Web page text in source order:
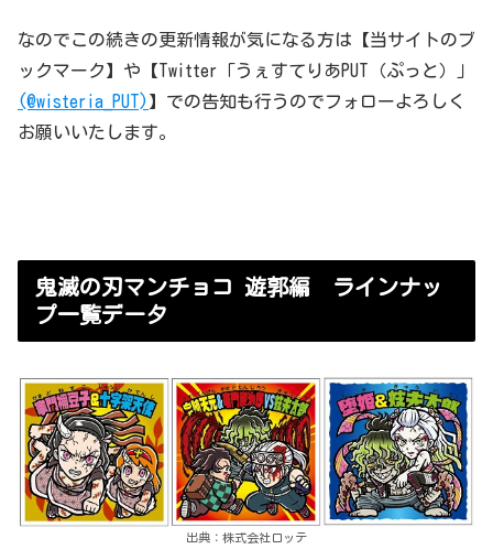
なのでこの続きの更新情報が気になる方は【当サイトのブ
ックマーク】や【Twitter「うぇすてりあPUT（ぷっと）」
(@wisteria_PUT) 】での告知も行うのでフォローよろしく
お願いいたします。
鬼滅の刃マンチョコ 遊郭編 ラインナッ
プ一覧データ
出典：株式会社ロッテ